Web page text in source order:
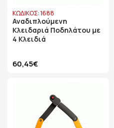
ΚΩΔΙΚΟΣ: 1688
Αναδιπλούμενη
Κλειδαριά Ποδηλάτου με
4 Κλειδιά
60,45€